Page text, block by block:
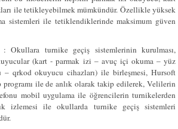
ile tetikleyebilmek mümkündür. Özellikle yüksek
sistemleri ile tetiklendiklerinde maksimum güven
: Okullara turnike geçiş sistemlerinin kurulması,
(kart - parmak izi – avuç içi okuma – yüz
qrkod okuyucu cihazları) ile birleşmesi, Hursoft
ile de anlık olarak takip edilerek, Velilerin
mobil uygulama ile öğrencilerin turnikelerden
izlemesi ile okullarda turnike geçiş sistemleri